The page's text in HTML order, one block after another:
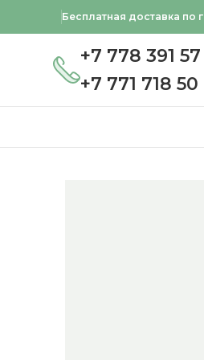
Бесплатная доставка по
+7 778 391
+7 771 718